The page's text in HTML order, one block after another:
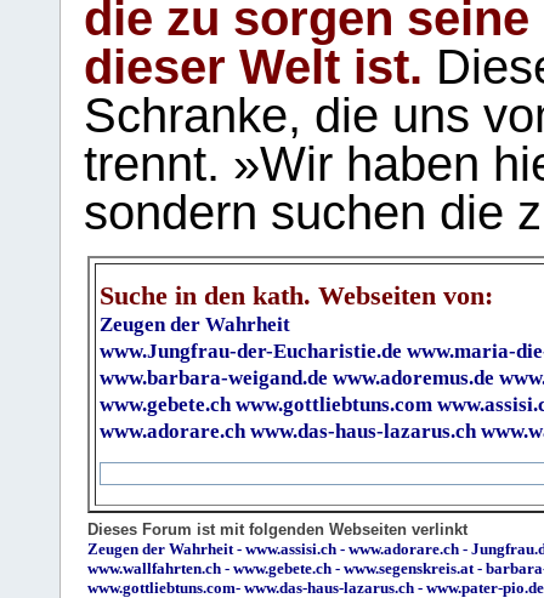
die zu sorgen
dieser Welt ist.
Schranke, die uns
trennt. »Wir haben
sondern suchen die
Suche in den kath. Webseiten von:
Zeugen der Wahrheit
www.Jungfrau-der-Eucharistie.de www.maria-
www.barbara-weigand.de www.adoremus.de
www.gebete.ch www.gottliebtuns.com
www.adorare.ch www.das-haus-lazarus.ch
Dieses Forum ist mit folgenden Webseiten verlinkt
Zeugen der Wahrheit - www.assisi.ch - www.adorare.ch -
www.wallfahrten.ch - www.gebete.ch - www.segenskreis.at -
www.gottliebtuns.com- www.das-haus-lazarus.ch - www.pater-pio.de